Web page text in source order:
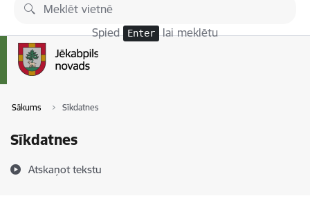
Pāriet uz lapas saturu
Spied Enter lai meklētu
Sākums Sīkdatnes
Sīkdatnes
Atskaņot tekstu